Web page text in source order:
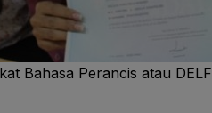
Bahasa Perancis atau